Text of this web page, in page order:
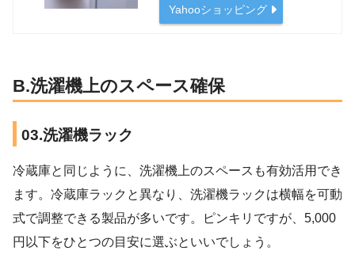
Yahooショッピング
B.洗濯機上のスペース確保
03.洗濯機ラック
冷蔵庫と同じように、洗濯機上のスペースも有効活用でき
ます。冷蔵庫ラックと異なり、洗濯機ラックは横幅を可動
式で調整できる製品が多いです。ピンキリですが、5,000
円以下をひとつの目安に選ぶといいでしょう。